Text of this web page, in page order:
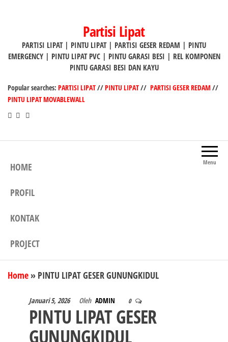
Partisi Lipat
PARTISI LIPAT | PINTU LIPAT | PARTISI GESER REDAM | PINTU
EMERGENCY | PINTU LIPAT PVC | PINTU GARASI BESI | REL KOMPONEN
PINTU GARASI BESI DAN KAYU
Popular searches: PARTISI LIPAT//PINTU LIPAT// PARTISI GESER REDAM//
PINTU LIPAT MOVABLEWALL
Menu
HOME
PROFIL
KONTAK
PROJECT
Home » PINTU LIPAT GESER GUNUNGKIDUL
Januari 5, 2026 Oleh ADMIN 0
PINTU LIPAT GESER
GUNUNGKIDUL